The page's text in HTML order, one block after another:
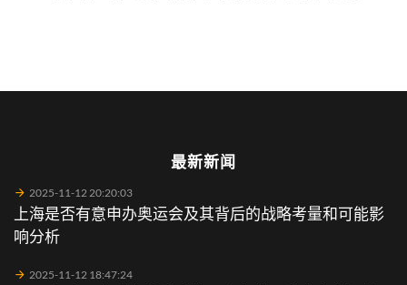
最新新闻
2025-11-12 20:20:03
上海是否有意申办奥运会及其背后的战略考量和可能影
响分析
2025-11-12 18:47:24